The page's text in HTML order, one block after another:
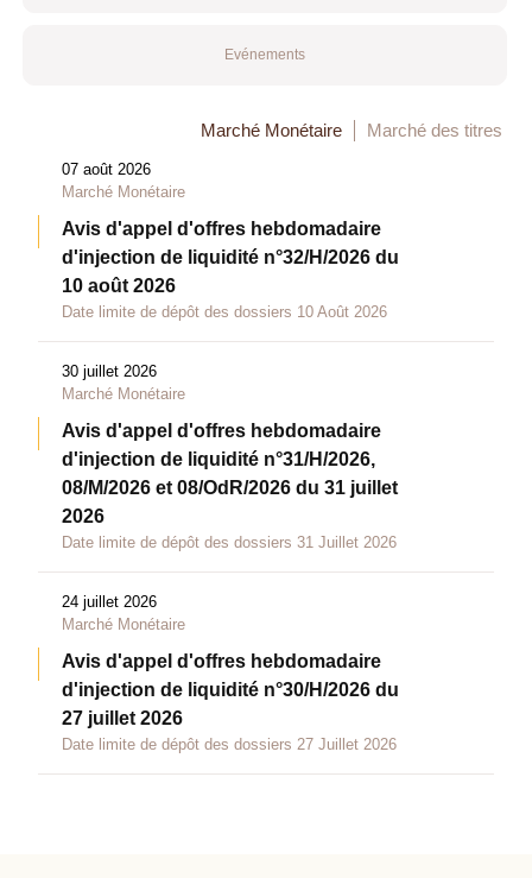
Evénements
Marché Monétaire Marché des titres
07 août 2026
Marché Monétaire
Avis d'appel d'offres hebdomadaire
d'injection de liquidité n°32/H/2026 du
10 août 2026
Date limite de dépôt des dossiers 10 Août 2026
30 juillet 2026
Marché Monétaire
Avis d'appel d'offres hebdomadaire
d'injection de liquidité n°31/H/2026,
08/M/2026 et 08/OdR/2026 du 31 juillet
2026
Date limite de dépôt des dossiers 31 Juillet 2026
24 juillet 2026
Marché Monétaire
Avis d'appel d'offres hebdomadaire
d'injection de liquidité n°30/H/2026 du
27 juillet 2026
Date limite de dépôt des dossiers 27 Juillet 2026